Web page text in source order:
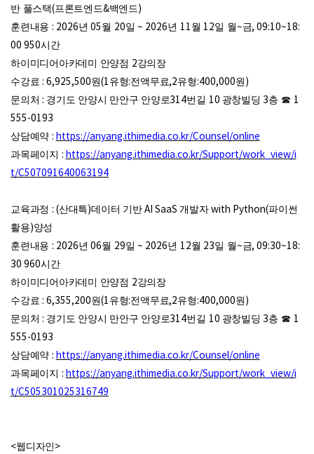
반 풀스택(프론트엔드&백엔드)
훈련내용 : 2026년05 월 20일~ 2026년 11 월 12일 월~금, 09:10~18:
00 950시간
하이미디어아카데미 안양점 2강의장
수강료 : 6,925,500원(1 유형:전액무료,2유형:400,000원 )
문의처 : 경기도 안양시 만안구 안양로314번길 10 광창빌딩 3층 ☎ 1
555-0193
상담예약 : https://anyang.ithimedia.co.kr/Counsel/online
과목페이지 : https://anyang.ithimedia.co.kr/Support/work_view/i
t/C507091640063194
교육과정 : (산대특)데이터 기반AI SaaS개발자with Python(파이썬
활용)양성
훈련내용 : 2026년06월 29일~ 2026년 12월 23일 월~금, 09:30~18:
30 960시간
하이미디어아카데미 안양점 2강의장
수강료 : 6,355,200원(1 유형:전액무료,2유형:400,000원 )
문의처 : 경기도 안양시 만안구 안양로314번길 10 광창빌딩 3층 ☎ 1
555-0193
상담예약 : https://anyang.ithimedia.co.kr/Counsel/online
과목페이지 : https://anyang.ithimedia.co.kr/Support/work_view/i
t/C505301025316749
<웹디자인 >